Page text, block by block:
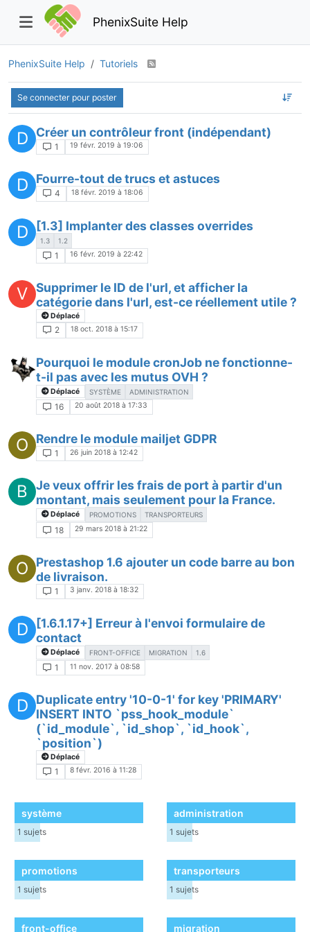
PhenixSuite Help
PhenixSuite Help Tutoriels
Se connecter pour poster
D Créer un contrôleur front (indépendant)
1 19 févr. 2019 à 19:06
D Fourre-tout de trucs et astuces
4 18 févr. 2019 à 18:06
D [1.3] Implanter des classes overrides
1.3 1.2
1 16 févr. 2019 à 22:42
V Supprimer le ID de l'url, et afficher la
catégorie dans l'url, est-ce réellement utile ?
Déplacé
2 18 oct. 2018 à 15:17
Pourquoi le module cronJob ne fonctionne-
t-il pas avec les mutus OVH ?
Déplacé SYSTÈME ADMINISTRATION
16 20 août 2018 à 17:33
O Rendre le module mailjet GDPR
1 26 juin 2018 à 12:42
B
Je veux offrir les frais de port à partir d'un
montant, mais seulement pour la France.
Déplacé PROMOTIONS TRANSPORTEURS
18 29 mars 2018 à 21:22
O
Prestashop 1.6 ajouter un code barre au bon
de livraison.
1 3 janv. 2018 à 18:32
D
[1.6.1.17+] Erreur à l'envoi formulaire de
contact
Déplacé FRONT-OFFICE MIGRATION 1.6
1 11 nov. 2017 à 08:58
D
Duplicate entry '10-0-1' for key 'PRIMARY'
INSERT INTO `pss_hook_module`
(`id_module`, `id_shop`, `id_hook`,
`position`)
Déplacé
1 8 févr. 2016 à 11:28
système
1 sujets
administration
1 sujets
promotions
1 sujets
transporteurs
1 sujets
front-office migration